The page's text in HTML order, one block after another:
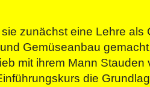
zunächst eine Lehre als
Gemüseanbau
mit ihrem Mann Stauden
die